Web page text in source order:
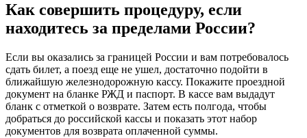
Как совершить процедуру, если
находитесь за пределами России?
Если вы оказались за границей России и вам потребовалось
сдать билет, а поезд еще не ушел, достаточно подойти в
ближайшую железнодорожную кассу. Покажите проездной
документ на бланке РЖД и паспорт. В кассе вам выдадут
бланк с отметкой о возврате. Затем есть полгода, чтобы
добраться до российской кассы и показать этот набор
документов для возврата оплаченной суммы.